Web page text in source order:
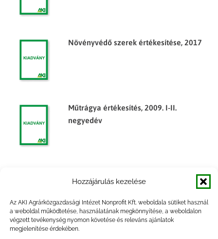
Hozzájárulás kezelése
Az AKI Agrárközgazdasági Intézet Nonprofit Kft. weboldala sütiket használ
a weboldal működtetése, használatának megkönnyítése, a weboldalon
végzett tevékenység nyomon követése és releváns ajánlatok
megjelenítése érdekében.
Növényvédő szerek értékesítése, 2017
Műtrágya értékesítés, 2009. I-II.
negyedév
Növényvédő szerek értékesítése, 2010.
év